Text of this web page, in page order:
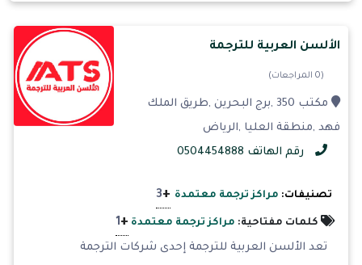
الألسن العربية للترجمة
(0 المراجعات)
مكتب 350 ,برج البحرين ,طريق الملك
فهد ,منطقة العليا ,الرياض
رقم الهاتف 0504454888
تصنيفات: مراكز ترجمة معتمدة +
3
كلمات مفتاحية: مراكز ترجمة معتمدة +
1
تعد الألسن العربية للترجمة إحدى شركات الترجمة